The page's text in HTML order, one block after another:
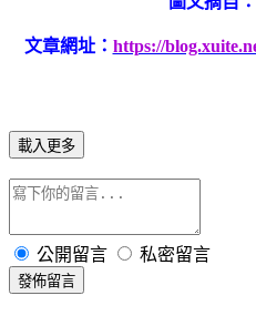
文章網址： https://
載入更多
公開留言 私密留言
發佈留言